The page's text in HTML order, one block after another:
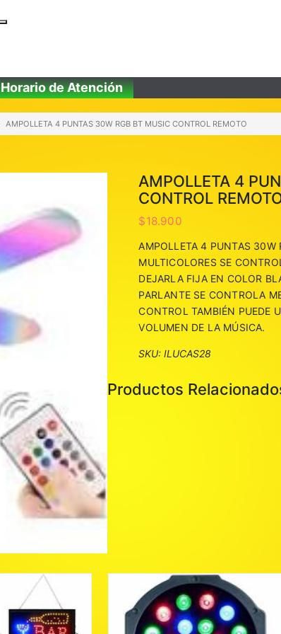
Horario de Atención
AMPOLLETA 4 PUNTAS 30W RGB BT MUSIC CONTROL REMOTO
AMPOLLETA 4
CONTROL
$18.900
AMPOLLETA 4 PUNTAS 30W
MULTICOLORES SE
DEJARLA FIJA EN COLOR
PARLANTE SE CONTROLA
CONTROL TAMBIÉN PUEDE
VOLUMEN DE LA MÚSICA.
SKU:ILUCAS28
Productos